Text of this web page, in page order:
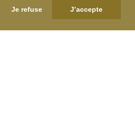
Je refuse J’accepte